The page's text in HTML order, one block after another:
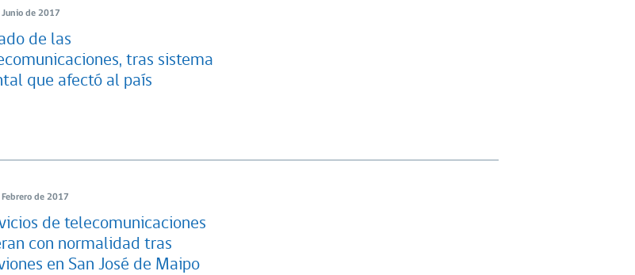
Junio de 2017
de las
tras sistema
que afectó al país
de 2017
de telecomunicaciones
con normalidad tras
en San José de Maipo